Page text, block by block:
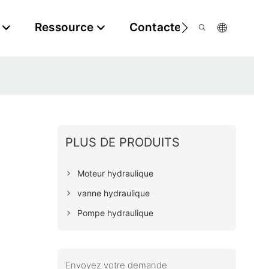
Ressource Contactez-Nous
PLUS DE PRODUITS
Moteur hydraulique
vanne hydraulique
Pompe hydraulique
Envoyez votre demande